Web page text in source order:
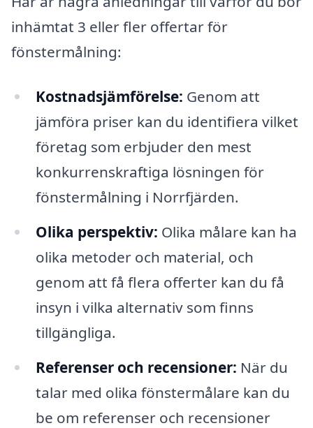
inhämtat 3 eller fler offertar för
fönstermålning:
Kostnadsjämförelse: Genom att
jämföra priser kan du identifiera vilket
företag som erbjuder den mest
konkurrenskraftiga lösningen för
fönstermålning i Norrfjärden.
Olika perspektiv: Olika målare kan ha
olika metoder och material, och
genom att få flera offerter kan du få
insyn i vilka alternativ som finns
tillgängliga.
Referenser och recensioner: När du
talar med olika fönstermålare kan du
be om referenser och recensioner